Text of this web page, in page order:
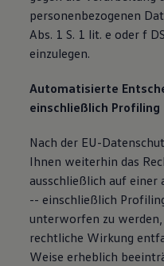
personenbezogenen
Abs. 1 S. 1 lit. e oder f
einzulegen.
Automatisierte
einschließlich Profiling
Nach der EU-
Ihnen weiterhin das
ausschließlich auf
-- einschließlich
unterworfen zu
rechtliche Wirkung
Weise erheblich